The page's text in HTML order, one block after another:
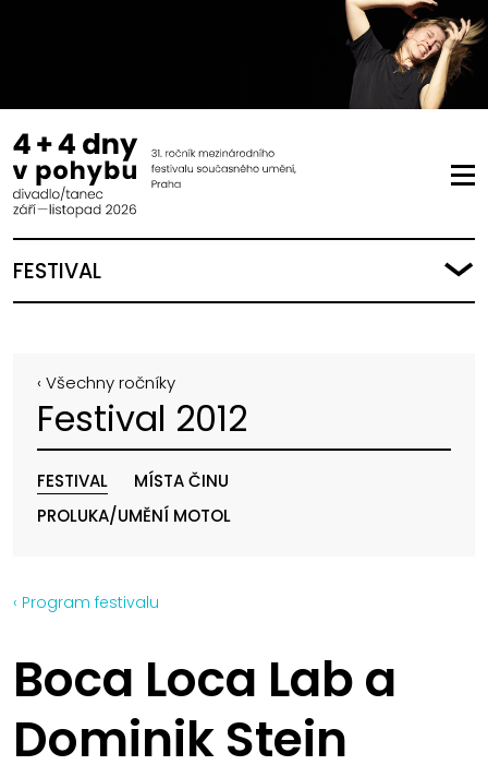
FESTIVAL
‹ Všechny ročníky
Festival 2012
FESTIVAL
MÍSTA ČINU
PROLUKA/UMĚNÍ MOTOL
‹ Program festivalu
Boca Loca Lab a
Dominik Stein